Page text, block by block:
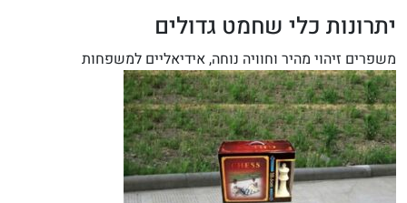
יתרונות כלי שחמט גדולים
משפרים זיהוי מהיר וחוויה נוחה, אידיאליים למשפחות